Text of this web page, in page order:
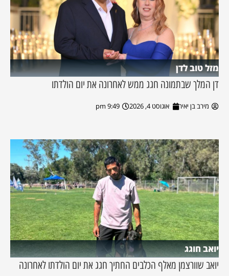
מזל טוב לדן
דן המלך שבתמונה חגג ממש לאחרונה את יום הולדתו
מירב בן יאיר אוגוסט 4, 2026 9:49 pm
יואב חוגג
יואב שוורצמן מאלף הכלבים החתיך חגג את יום הולדתו לאחרונה